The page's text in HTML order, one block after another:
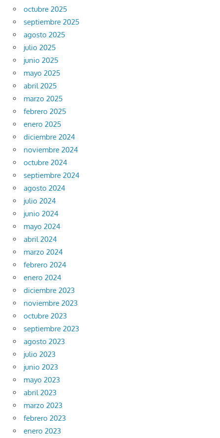
octubre 2025
septiembre 2025
agosto 2025
julio 2025
junio 2025
mayo 2025
abril 2025
marzo 2025
febrero 2025
enero 2025
diciembre 2024
noviembre 2024
octubre 2024
septiembre 2024
agosto 2024
julio 2024
junio 2024
mayo 2024
abril 2024
marzo 2024
febrero 2024
enero 2024
diciembre 2023
noviembre 2023
octubre 2023
septiembre 2023
agosto 2023
julio 2023
junio 2023
mayo 2023
abril 2023
marzo 2023
febrero 2023
enero 2023